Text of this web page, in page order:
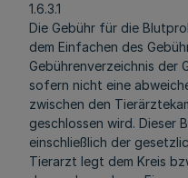
1.6.3.1
Die Gebühr für die
dem Einfachen des
Gebührenverzeichnis der
sofern nicht eine
zwischen den
geschlossen wird. Dieser
einschließlich der
Tierarzt legt dem Kreis